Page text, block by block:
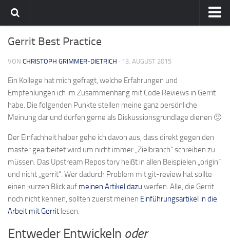
Home
Gerrit Best Practice
VON CHRISTOPH GRIMMER-DIETRICH · 13. AUGUST 2015
Ein Kollege hat mich gefragt, welche Erfahrungen und
Empfehlungen ich im Zusammenhang mit Code Reviews in Gerrit
habe. Die folgenden Punkte stellen meine ganz persönliche
Meinung dar und dürfen gerne als Diskussionsgrundlage dienen 🙂
Der Einfachheit halber gehe ich davon aus, dass direkt gegen den
master gearbeitet wird um nicht immer „Zielbranch“ schreiben zu
müssen. Das Upstream Repository heißt in allen Beispielen „origin“
und nicht „gerrit“. Wer dadurch Problem mit git-review hat sollte
einen kurzen Blick auf meinen Artikel dazu werfen. Alle, die Gerrit
noch nicht kennen, sollten zuerst meinen Einführungsartikel in die
Arbeit mit Gerrit lesen.
Entweder Entwickeln oder